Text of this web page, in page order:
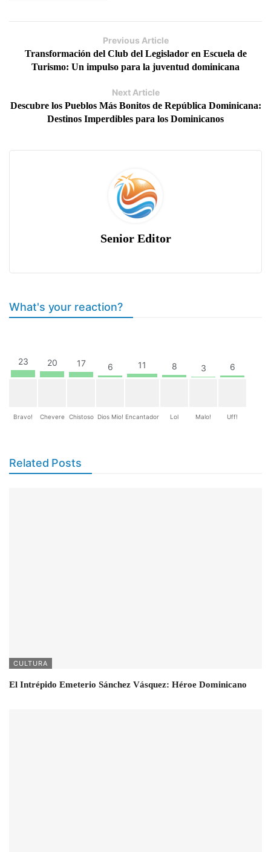
Previous Article
Transformación del Club del Legislador en Escuela de
Turismo: Un impulso para la juventud dominicana
Next Article
Descubre los Pueblos Más Bonitos de República Dominicana:
Destinos Imperdibles para los Dominicanos
Senior Editor
What's your reaction?
23
Bravo!
20
Chevere
17
Chistoso
6
Dios Mio!
11
Encantador
8
Lol
3
Malo!
6
Uff!
Related Posts
CULTURA
El Intrépido Emeterio Sánchez Vásquez: Héroe Dominicano